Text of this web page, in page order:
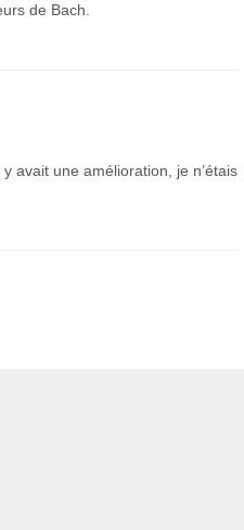
de Bach.
avait une amélioration, je n’étais